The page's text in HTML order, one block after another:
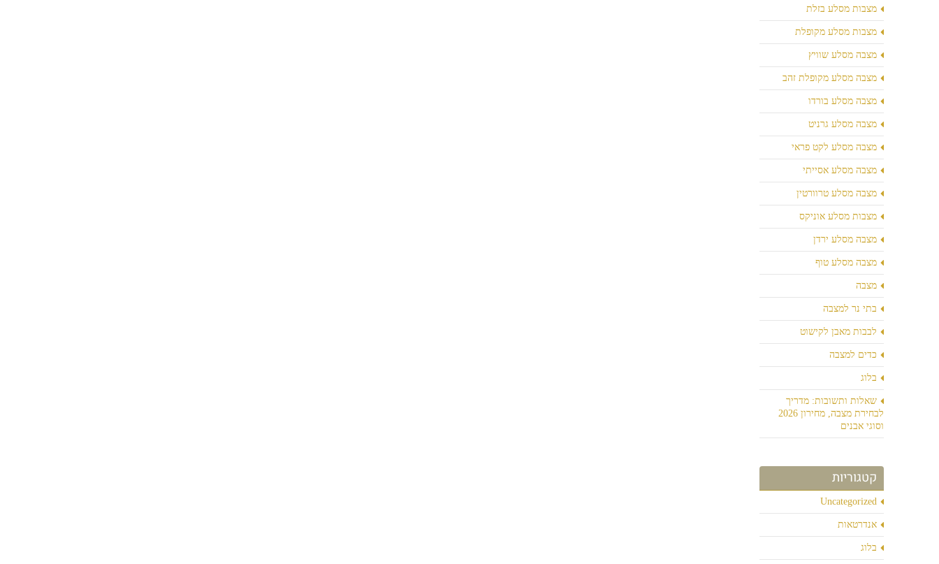
מצבות מסלע בזלת
מצבות מסלע מקופלת
מצבה מסלע שוויץ
מצבה מסלע מקופלת זהב
מצבה מסלע בורדו
מצבה מסלע גרניט
מצבה מסלע לקט פראי
מצבה מסלע אסייתי
מצבה מסלע טרוורטין
מצבות מסלע אוניקס
מצבה מסלע ירדן
מצבה מסלע טוף
מצבה
בתי נר למצבה
לבבות מאבן לקישוט
כדים למצבה
בלוג
שאלות ותשובות: מדריך
לבחירת מצבה, מחירון 2026
וסוגי אבנים
קטגוריות
Uncategorized
אנדרטאות
בלוג